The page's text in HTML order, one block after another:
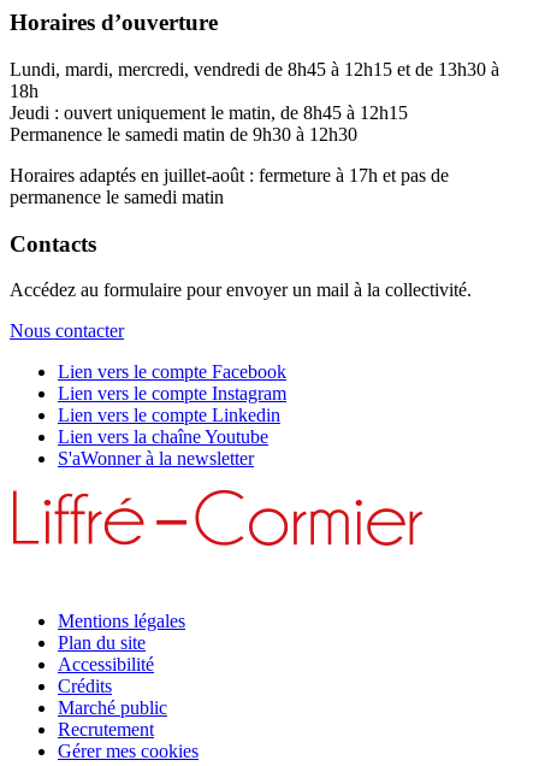
Horaires d’ouverture
Lundi, mardi, mercredi, vendredi de 8h45 à 12h15 et de 13h30 à
18h
Jeudi : ouvert uniquement le matin, de 8h45 à 12h15
Permanence le samedi matin de 9h30 à 12h30
Horaires adaptés en juillet-août : fermeture à 17h et pas de
permanence le samedi matin
Contacts
Accédez au formulaire pour envoyer un mail à la collectivité.
Nous contacter
Lien vers le compte Facebook
Lien vers le compte Instagram
Lien vers le compte Linkedin
Lien vers la chaîne Youtube
S'aWonner à la newsletter
Mentions légales
Plan du site
Accessibilité
Crédits
Marché public
Recrutement
Gérer mes cookies